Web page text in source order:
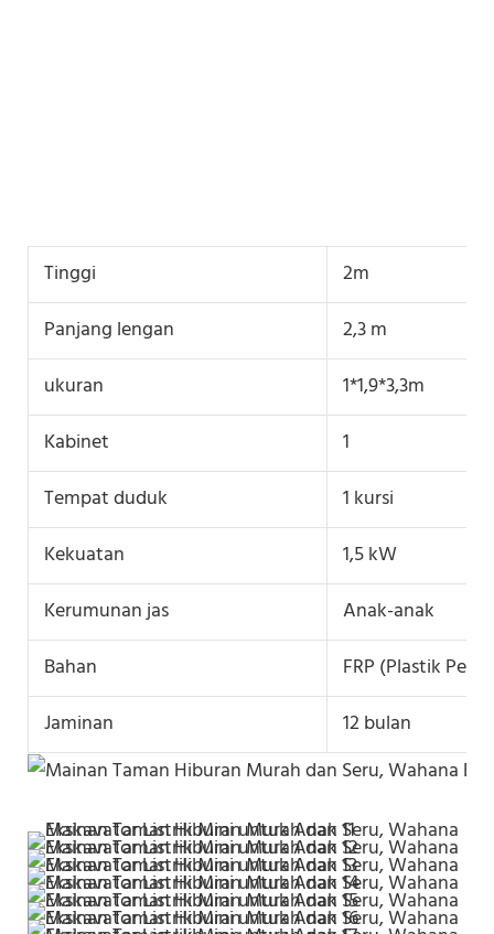
Tinggi
2m
Panjang lengan
2,3 m
ukuran
1*1,9*3,3m
Kabinet
1
Tempat duduk
1 kursi
Kekuatan
1,5 kW
Kerumunan jas
Anak-anak
Bahan
FRP (Plastik
Jaminan
12 bulan